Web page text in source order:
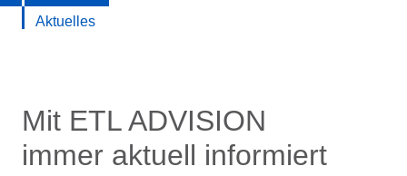
Aktuelles
Mit ETL ADVISION
immer aktuell informiert